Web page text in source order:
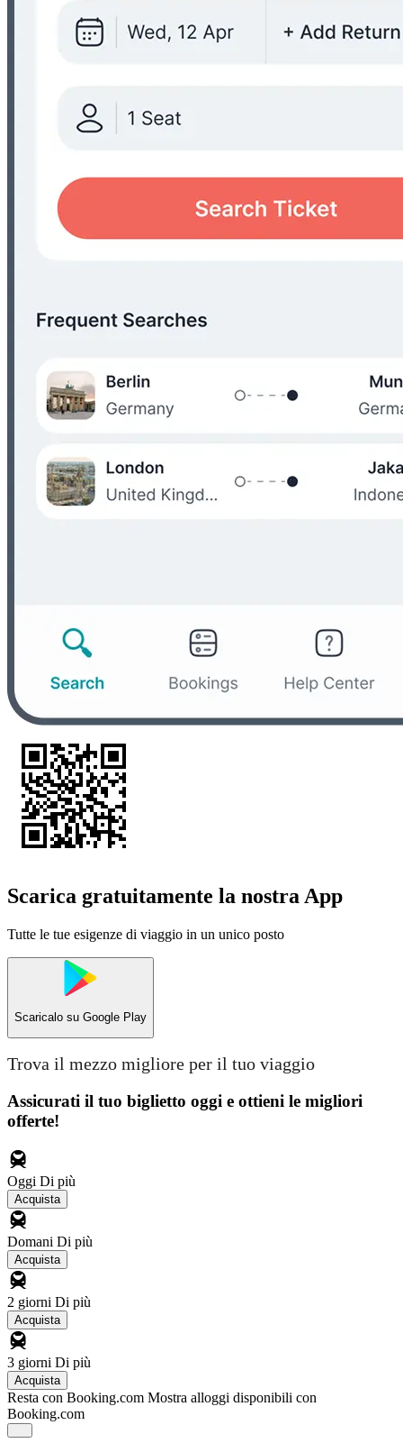
Scarica gratuitamente la nostra App
Tutte le tue esigenze di viaggio in un unico posto
Scaricalo su Google Play
Trova il mezzo migliore per il tuo viaggio
Assicurati il ​​tuo biglietto oggi e ottieni le migliori
offerte!
Oggi Di più
Acquista
Domani Di più
Acquista
2 giorni Di più
Acquista
3 giorni Di più
Acquista
Resta con Booking.com Mostra alloggi disponibili con
Booking.com